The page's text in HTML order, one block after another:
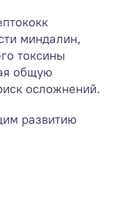
миндалин,
токсины
общую
осложнений.
развитию